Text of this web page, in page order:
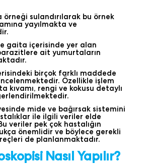
sulandırılarak bu örnek
yayılmakta ve
gaita içerisinde yer alan
ait yumurtaların
birçok farklı maddede
Özellikle işlem
kıvamı, rengi ve kokusu detaylı
mide ve bağırsak sistemini
ile ilgili veriler elde
veriler pek çok hastalığın
önemlidir ve böylece gerekli
de planlanmaktadır.
Nasıl Yapılır?